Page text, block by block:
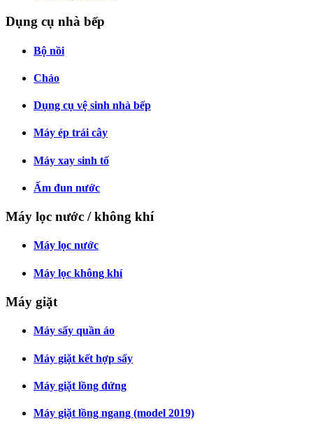
Dụng cụ nhà bếp
Bộ nồi
Chảo
Dụng cụ vệ sinh nhà bếp
Máy ép trái cây
Máy xay sinh tố
Ấm đun nước
Máy lọc nước / không khí
Máy lọc nước
Máy lọc không khí
Máy giặt
Máy sấy quần áo
Máy giặt kết hợp sấy
Máy giặt lồng đứng
Máy giặt lồng ngang (model 2019)